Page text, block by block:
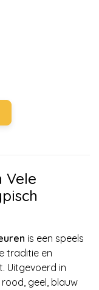
Vele
is een speels
traditie en
Uitgevoerd in
geel, blauw